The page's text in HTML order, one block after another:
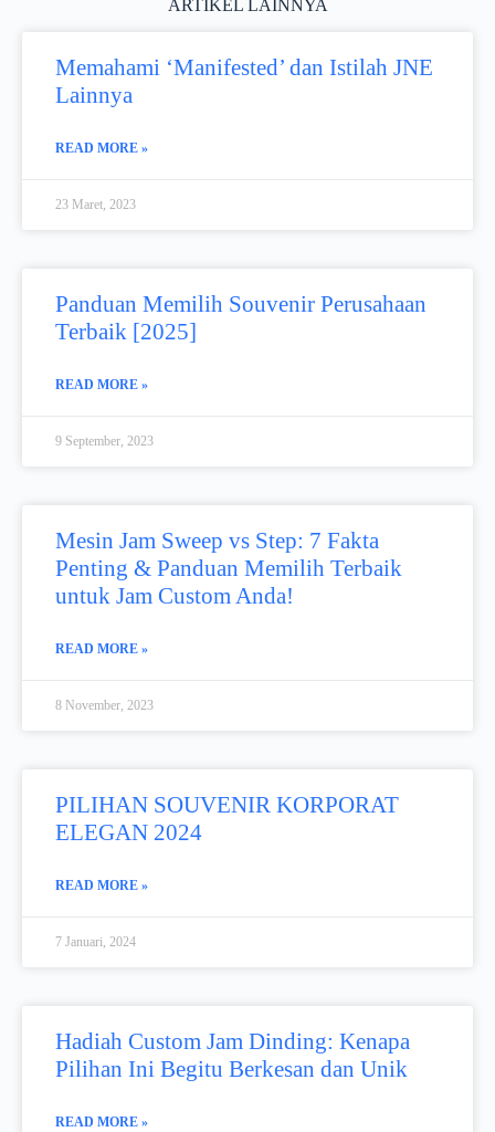
ARTIKEL LAINNYA
Memahami ‘Manifested’ dan Istilah JNE
Lainnya
READ MORE »
23 Maret, 2023
Panduan Memilih Souvenir Perusahaan
Terbaik [2025]
READ MORE »
9 September, 2023
Mesin Jam Sweep vs Step: 7 Fakta
Penting & Panduan Memilih Terbaik
untuk Jam Custom Anda!
READ MORE »
8 November, 2023
PILIHAN SOUVENIR KORPORAT
ELEGAN 2024​
READ MORE »
7 Januari, 2024
Hadiah Custom Jam Dinding: Kenapa
Pilihan Ini Begitu Berkesan dan Unik
READ MORE »